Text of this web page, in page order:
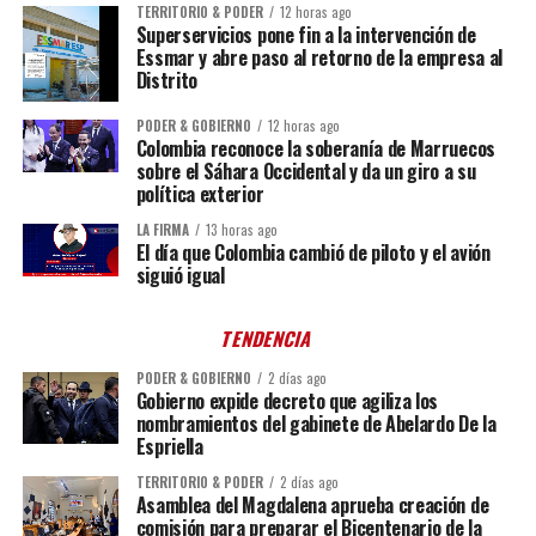
TERRITORIO & PODER 12 horas ago
Superservicios pone fin a la intervención de
Essmar y abre paso al retorno de la empresa al
Distrito
PODER & GOBIERNO 12 horas ago
Colombia reconoce la soberanía de Marruecos
sobre el Sáhara Occidental y da un giro a su
política exterior
LA FIRMA 13 horas ago
El día que Colombia cambió de piloto y el avión
siguió igual
TENDENCIA
PODER & GOBIERNO 2 días ago
Gobierno expide decreto que agiliza los
nombramientos del gabinete de Abelardo De la
Espriella
TERRITORIO & PODER 2 días ago
Asamblea del Magdalena aprueba creación de
comisión para preparar el Bicentenario de la